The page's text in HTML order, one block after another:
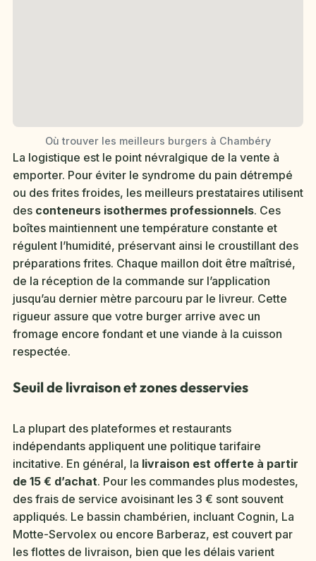
Où trouver les meilleurs burgers à Chambéry
La logistique est le point névralgique de la vente à
emporter. Pour éviter le syndrome du pain détrempé
ou des frites froides, les meilleurs prestataires utilisent
des conteneurs isothermes professionnels. Ces
boîtes maintiennent une température constante et
régulent l’humidité, préservant ainsi le croustillant des
préparations frites. Chaque maillon doit être maîtrisé,
de la réception de la commande sur l’application
jusqu’au dernier mètre parcouru par le livreur. Cette
rigueur assure que votre burger arrive avec un
fromage encore fondant et une viande à la cuisson
respectée.
Seuil de livraison et zones desservies
La plupart des plateformes et restaurants
indépendants appliquent une politique tarifaire
incitative. En général, la livraison est offerte à partir
de 15 € d’achat. Pour les commandes plus modestes,
des frais de service avoisinant les 3 € sont souvent
appliqués. Le bassin chambérien, incluant Cognin, La
Motte-Servolex ou encore Barberaz, est couvert par
les flottes de livraison, bien que les délais varient